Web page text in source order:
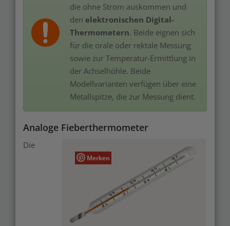
die ohne Strom auskommen und
den elektronischen Digital-
Thermometern. Beide eignen sich
für die orale oder rektale Messung
sowie zur Temperatur-Ermittlung in
der Achselhöhle. Beide
Modellvarianten verfügen über eine
Metallspitze, die zur Messung dient.
Analoge Fieberthermometer
Merken
Die